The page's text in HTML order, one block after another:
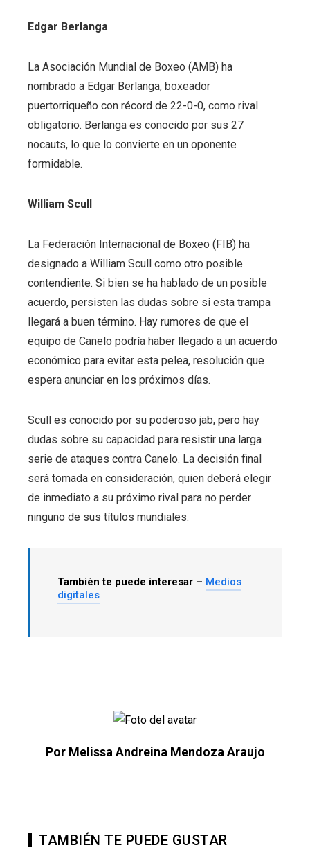
Edgar Berlanga
La Asociación Mundial de Boxeo (AMB) ha
nombrado a Edgar Berlanga, boxeador
puertorriqueño con récord de 22-0-0, como rival
obligatorio. Berlanga es conocido por sus 27
nocauts, lo que lo convierte en un oponente
formidable.
William Scull
La Federación Internacional de Boxeo (FIB) ha
designado a William Scull como otro posible
contendiente. Si bien se ha hablado de un posible
acuerdo, persisten las dudas sobre si esta trampa
llegará a buen término. Hay rumores de que el
equipo de Canelo podría haber llegado a un acuerdo
económico para evitar esta pelea, resolución que
espera anunciar en los próximos días.
Scull es conocido por su poderoso jab, pero hay
dudas sobre su capacidad para resistir una larga
serie de ataques contra Canelo. La decisión final
será tomada en consideración, quien deberá elegir
de inmediato a su próximo rival para no perder
ninguno de sus títulos mundiales.
También te puede interesar – Medios
digitales
Por Melissa Andreina Mendoza Araujo
TAMBIÉN TE PUEDE GUSTAR